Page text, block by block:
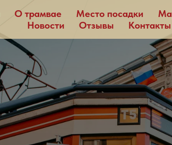
О трамвае Место посадки
Новости
Отзывы Контакты